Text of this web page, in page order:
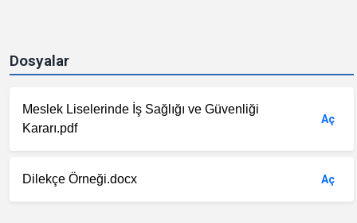
Dosyalar
Meslek Liselerinde İş Sağlığı ve Güvenliği
Kararı.pdf
Aç
Dilekçe Örneği.docx Aç